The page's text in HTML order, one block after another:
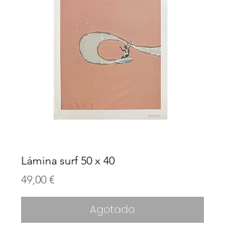
Lámina surf 50 x 40
Precio
49,00 €
Agotado